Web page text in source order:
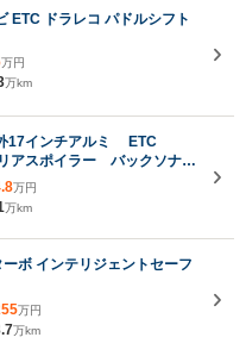
ETC ドラレコ パドルシフト
万円
万km
外17インチアルミ ETC
スポイラー バックソナ
メラ
万円
万km
ボ インテリジェントセーフ
万円
万km